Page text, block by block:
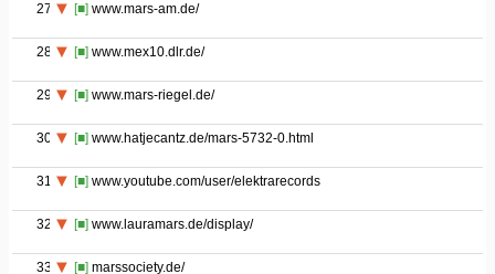
27 [■] www.mars-am.de/
28 [■] www.mex10.dlr.de/
29 [■] www.mars-riegel.de/
30 [■] www.hatjecantz.de/mars-5732-0.html
31 [■] www.youtube.com/user/elektrarecords
32 [■] www.lauramars.de/display/
33 [■] marssociety.de/